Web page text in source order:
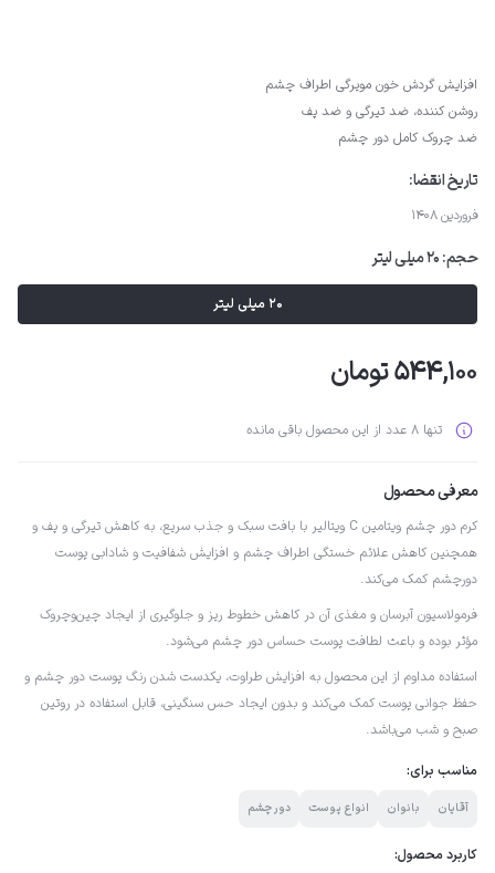
افزایش گردش خون مویرگی اطراف چشم
روشن کننده، ضد تیرگی و ضد پف
ضد چروک کامل دور چشم
تاریخ انقضا:
فروردین 1408
حجم:20 میلی لیتر
20 میلی لیتر
544,100 تومان
تنها 8 عدد از این محصول باقی مانده
معرفی محصول
کرم دور چشم ویتامین C ویتالیر با بافت سبک و جذب سریع، به کاهش تیرگی و پف و
همچنین کاهش علائم خستگی اطراف چشم و افزایش شفافیت و شادابی پوست
دورچشم کمک می‌کند.
فرمولاسیون آبرسان و مغذی آن در کاهش خطوط ریز و جلوگیری از ایجاد چین‌وچروک
مؤثر بوده و باعث لطافت پوست حساس دور چشم می‌شود.
استفاده مداوم از این محصول به افزایش طراوت، یکدست شدن رنگ پوست دور چشم و
حفظ جوانی پوست کمک می‌کند و بدون ایجاد حس سنگینی، قابل استفاده در روتین
صبح و شب می‌باشد.
مناسب برای:
آقایان بانوان انواع پوست دور چشم
کاربرد محصول: